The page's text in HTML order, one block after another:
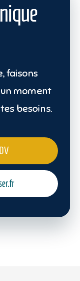
faisons
moment
besoins.